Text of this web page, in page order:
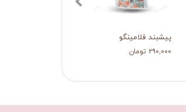
پیشبند فلامینگو
۲۹۰,۰۰۰ تومان